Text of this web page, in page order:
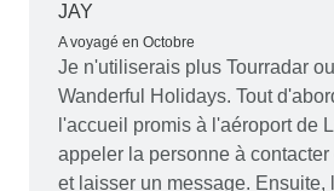
JAY
A voyagé en Octobre
Je n'utiliserais plus Tourradar
Wanderful Holidays. Tout
l'accueil promis à l'aéroport de
appeler la personne à
et laisser un message. Ensuite,